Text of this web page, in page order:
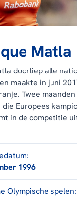
Matla
doorliep alle
maakte in juni
Twee
Europees
in de competitie
1996
Olympische spelen: